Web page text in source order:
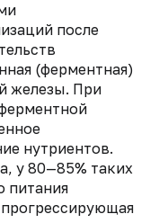
после
(ферментная)
железы. При
нутриентов.
у 80—85% таких
питания
прогрессирующая